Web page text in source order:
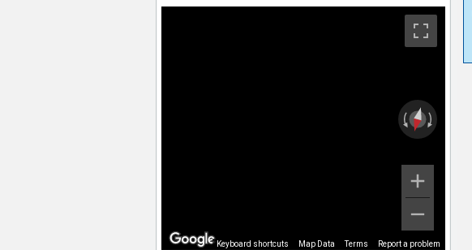
Keyboard shortcuts Map Data Terms Report a problem